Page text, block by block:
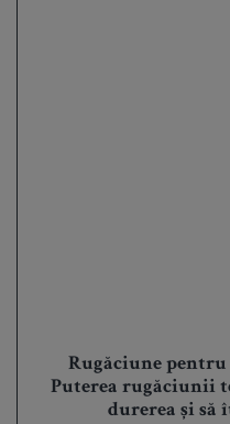
Rugăciune
Puterea rugăciunii
durerea și